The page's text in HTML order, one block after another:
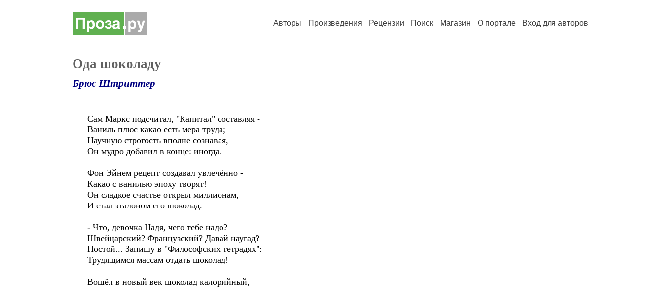
Авторы Произведения Рецензии Поиск Магазин О портале Вход для авторов
Ода шоколаду
Брюс Штриттер
Сам Маркс подсчитал, "Капитал" составляя -
Ваниль плюс какао есть мера труда;
Научную строгость вполне сознавая,
Он мудро добавил в конце: иногда.
Фон Эйнем рецепт создавал увлечённо -
Какао с ванилью эпоху творят!
Он сладкое счастье открыл миллионам,
И стал эталоном его шоколад.
- Что, девочка Надя, чего тебе надо?
Швейцарский? Французский? Давай наугад?
Постой... Запишу в "Философских тетрадях":
Трудящимся массам отдать шоколад!
Вошёл в новый век шоколад калорийный,